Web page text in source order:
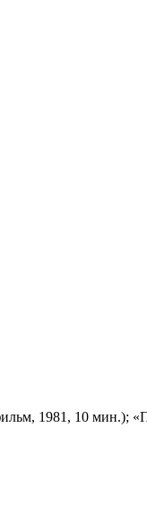
1981, 10 мин.);